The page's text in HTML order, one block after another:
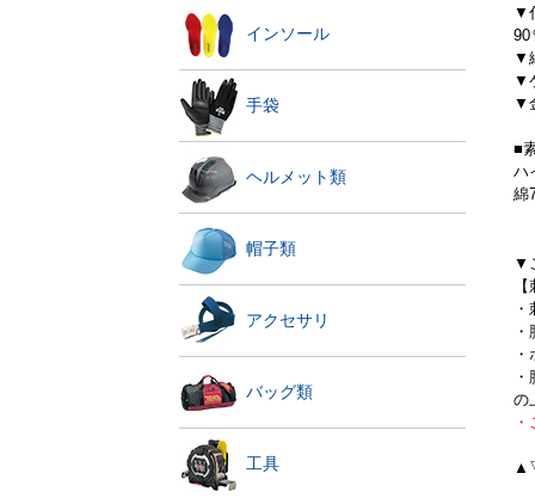
インソール
手袋
ヘルメット類
帽子類
アクセサリ
バッグ類
工具
▼
90
▼
▼
▼
■
ハ
綿
▼
の